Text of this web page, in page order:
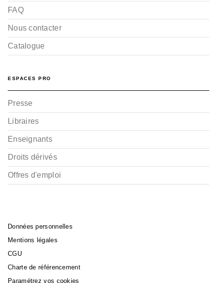
FAQ
Nous contacter
Catalogue
ESPACES PRO
Presse
Libraires
Enseignants
Droits dérivés
Offres d'emploi
Données personnelles
Mentions légales
CGU
Charte de référencement
Paramétrez vos cookies